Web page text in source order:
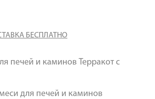
БЕСПЛАТНО
печей и каминов Терракот с
для печей и каминов